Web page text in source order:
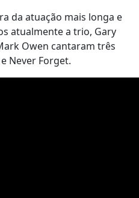
da atuação mais longa e
atualmente a trio, Gary
Owen cantaram três
Never Forget.